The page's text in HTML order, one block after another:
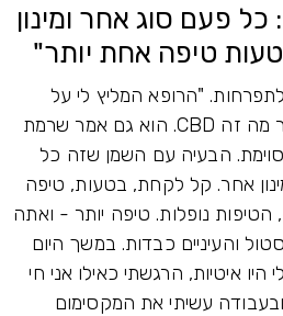
פעם סוג אחר ומינון
טיפה אחת יותר"
"הרופא המליץ לי על
מיצוי קנאביס בשמן והסביר מה זה CBD. הוא גם אמר שרמת
הבעיה עם השמן שזה כל
אחר. קל לקחת, בטעות, טיפה
נופלות. טיפה יותר - ואתה
והעיניים כבדות. במשך היום
איטיות, הרגשתי כאילו אני חי
ובעבודה עשיתי את המקסימום